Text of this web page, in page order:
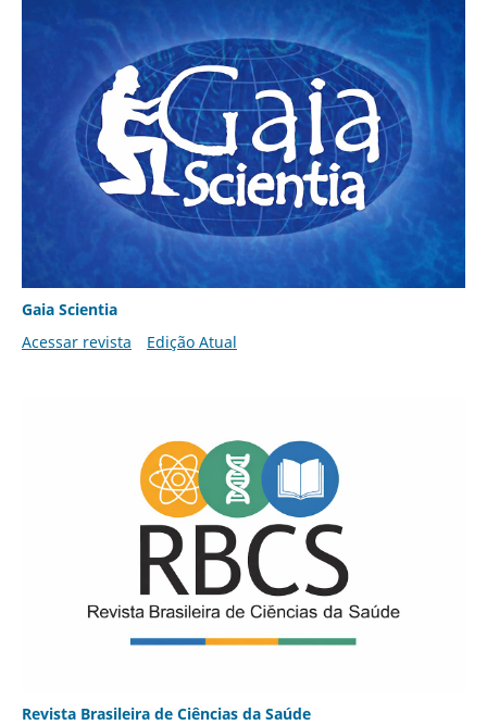
Gaia Scientia
Acessar revista
Edição Atual
Revista Brasileira de Ciências da Saúde